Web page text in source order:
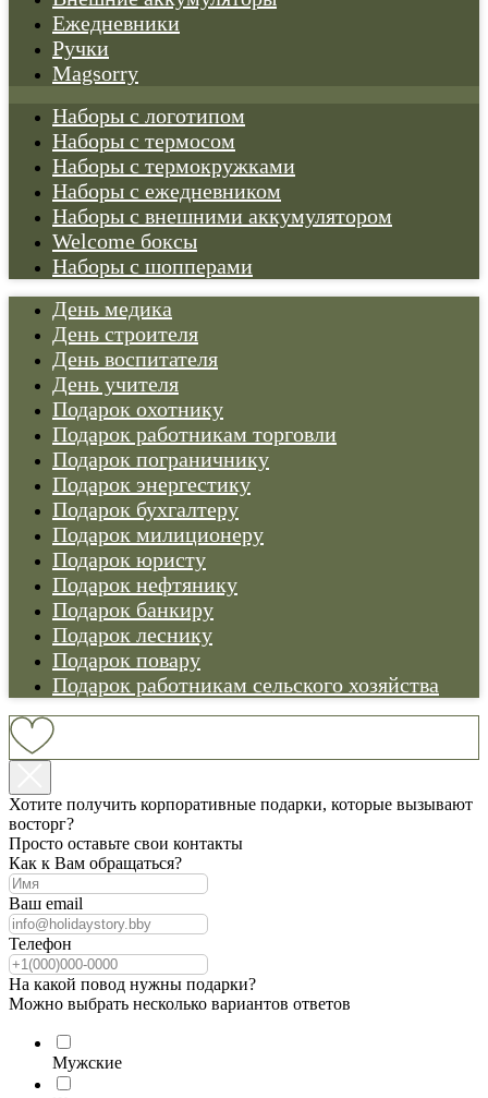
Ежедневники
Ручки
Magsorry
Наборы с логотипом
Наборы с термосом
Наборы с термокружками
Наборы с ежедневником
Наборы с внешними аккумулятором
Welcome боксы
Наборы с шопперами
День медика
День строителя
День воспитателя
День учителя
Подарок охотнику
Подарок работникам торговли
Подарок пограничнику
Подарок энергестику
Подарок бухгалтеру
Подарок милиционеру
Подарок юристу
Подарок нефтянику
Подарок банкиру
Подарок леснику
Подарок повару
Подарок работникам сельского хозяйства
Хотите получить корпоративные подарки, которые вызывают
восторг?
Просто оставьте свои контакты
Как к Вам обращаться?
Ваш email
Телефон
На какой повод нужны подарки?
Можно выбрать несколько вариантов ответов
Мужские